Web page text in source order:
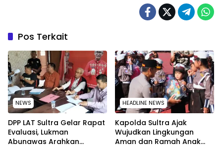
Pos Terkait
NEWS
‎DPP LAT Sultra Gelar Rapat
Evaluasi, Lukman
Abunawas Arahkan
HEADLINE NEWS
Kapolda Sultra Ajak
Wujudkan Lingkungan
Aman dan Ramah Anak